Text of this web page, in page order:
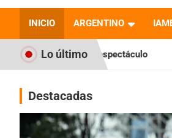
Revista
Karting en
INICIO ARGENTINO
Lo últimoAKPS: Intervino la
Destacadas